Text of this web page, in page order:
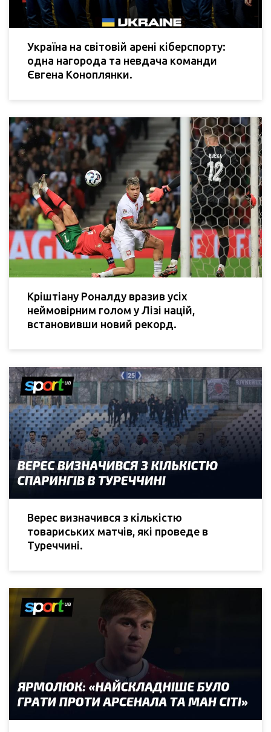
Україна на світовій арені кіберспорту:
одна нагорода та невдача команди
Євгена Коноплянки.
Кріштіану Роналду вразив усіх
неймовірним голом у Лізі націй,
встановивши новий рекорд.
Верес визначився з кількістю
товариських матчів, які проведе в
Туреччині.